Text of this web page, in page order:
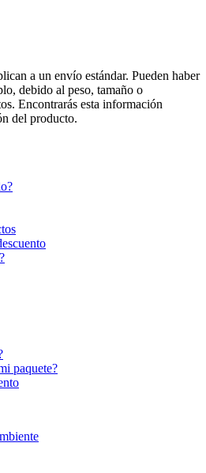
a un envío estándar. Pueden haber
debido al peso, tamaño o
Encontrarás esta información
del producto.
paquete?